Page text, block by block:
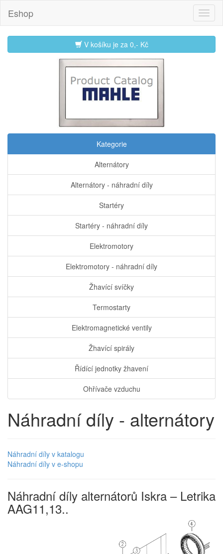
Eshop
V košíku je za 0,- Kč
Kategorie
Alternátory
Alternátory - náhradní díly
Startéry
Startéry - náhradní díly
Elektromotory
Elektromotory - náhradní díly
Žhavící svíčky
Termostarty
Elektromagnetické ventily
Žhavící spirály
Řídící jednotky žhavení
Ohřívače vzduchu
Náhradní díly - alternátory
Náhradní díly v katalogu
Náhradní díly v e-shopu
Náhradní díly alternátorů Iskra – Letrika
AAG11,13..